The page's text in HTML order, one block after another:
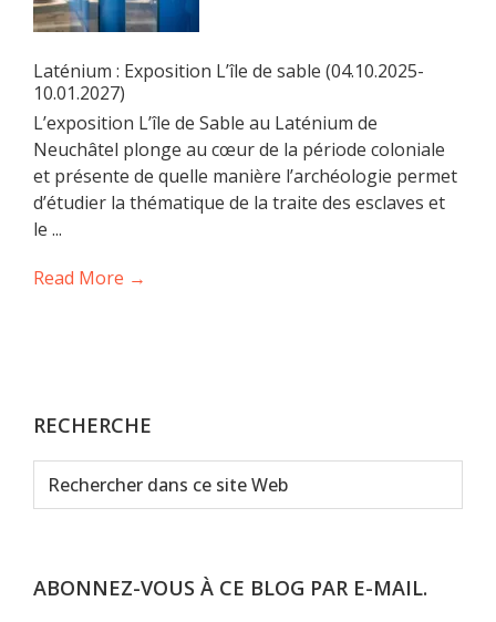
Laténium : Exposition L’île de sable (04.10.2025-
10.01.2027)
L’exposition L’île de Sable au Laténium de
Neuchâtel plonge au cœur de la période coloniale
et présente de quelle manière l’archéologie permet
d’étudier la thématique de la traite des esclaves et
le ...
Read More →
RECHERCHE
Rechercher
dans
Web
ABONNEZ-VOUS À CE BLOG PAR E-MAIL.